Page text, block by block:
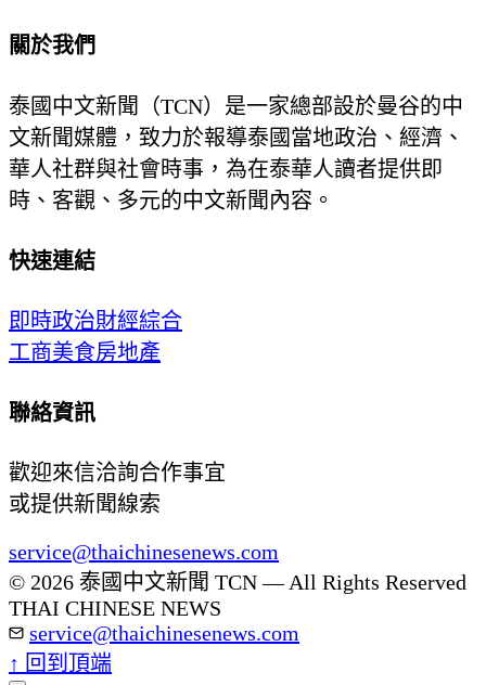
關於我們
泰國中文新聞（TCN）是一家總部設於曼谷的中
文新聞媒體，致力於報導泰國當地政治、經濟、
華人社群與社會時事，為在泰華人讀者提供即
時、客觀、多元的中文新聞內容。
快速連結
即時政治財經綜合
工商美食房地產
聯絡資訊
歡迎來信洽詢合作事宜
或提供新聞線索
service@thaichinesenews.com
© 2026 泰國中文新聞 TCN — All Rights Reserved
THAI CHINESE NEWS
service@thaichinesenews.com
↑ 回到頂端